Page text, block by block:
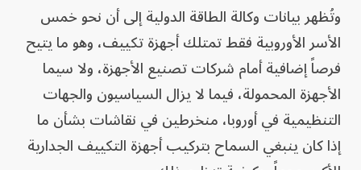
وتُظهر بيانات وكالة الطاقة الدولية إلى أن نحو خمس
الأسر الأوروبية فقط تمتلك أجهزة تكييف، وهو ما يتيح
فرصاً إضافية أمام شركات تصنيع الأجهزة، ولا سيما
الأجهزة المحمولة، فيما لا يزال السياسيون والجهات
التنظيمية في أوروبا، منخرطين في نقاشات بشأن ما
إذا كان ينبغي السماح بتركيب أجهزة التكييف الجدارية